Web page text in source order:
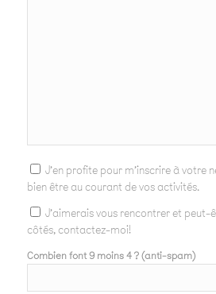
J'en profite pour m'inscrire à votre
bien être au courant de vos activités.
J'aimerais vous rencontrer et peut-
côtés, contactez-moi!
Combien font 9 moins 4 ? (anti-spam)